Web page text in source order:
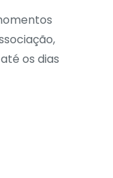
os dias